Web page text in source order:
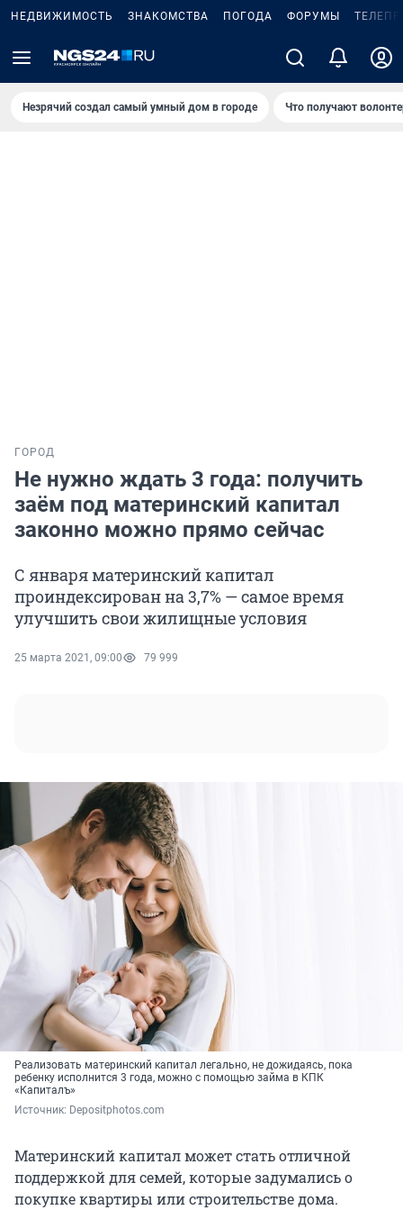
НЕДВИЖИМОСТЬ ЗНАКОМСТВА ПОГОДА ФОРУМЫ
Незрячий создал самый умный дом в городе Что получают
ГОРОД
Не нужно ждать 3 года: получить
заём под материнский капитал
законно можно прямо сейчас
С января материнский капитал
проиндексирован на 3,7% — самое время
улучшить свои жилищные условия
25 марта 2021, 09:00 79 999
Реализовать материнский капитал легально, не дожидаясь, пока
ребенку исполнится 3 года, можно с помощью займа в КПК
«Капиталъ»
Источник: Depositphotos.com
Материнский капитал может стать отличной
поддержкой для семей, которые задумались о
покупке квартиры или строительстве дома.